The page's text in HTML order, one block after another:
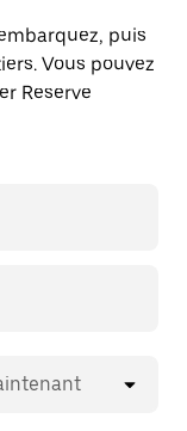
puis
Vous pouvez
Reserve